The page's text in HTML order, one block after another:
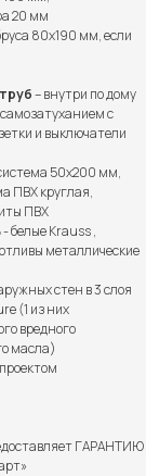
20 мм
80х190 мм, если
– внутри по дому
с
и выключатели
50х200 мм,
ПВХ круглая,
ПВХ
- белые Krauss ,
металлические
стен в 3 слоя
(1 из них
вредного
масла)
ГАРАНТИЮ